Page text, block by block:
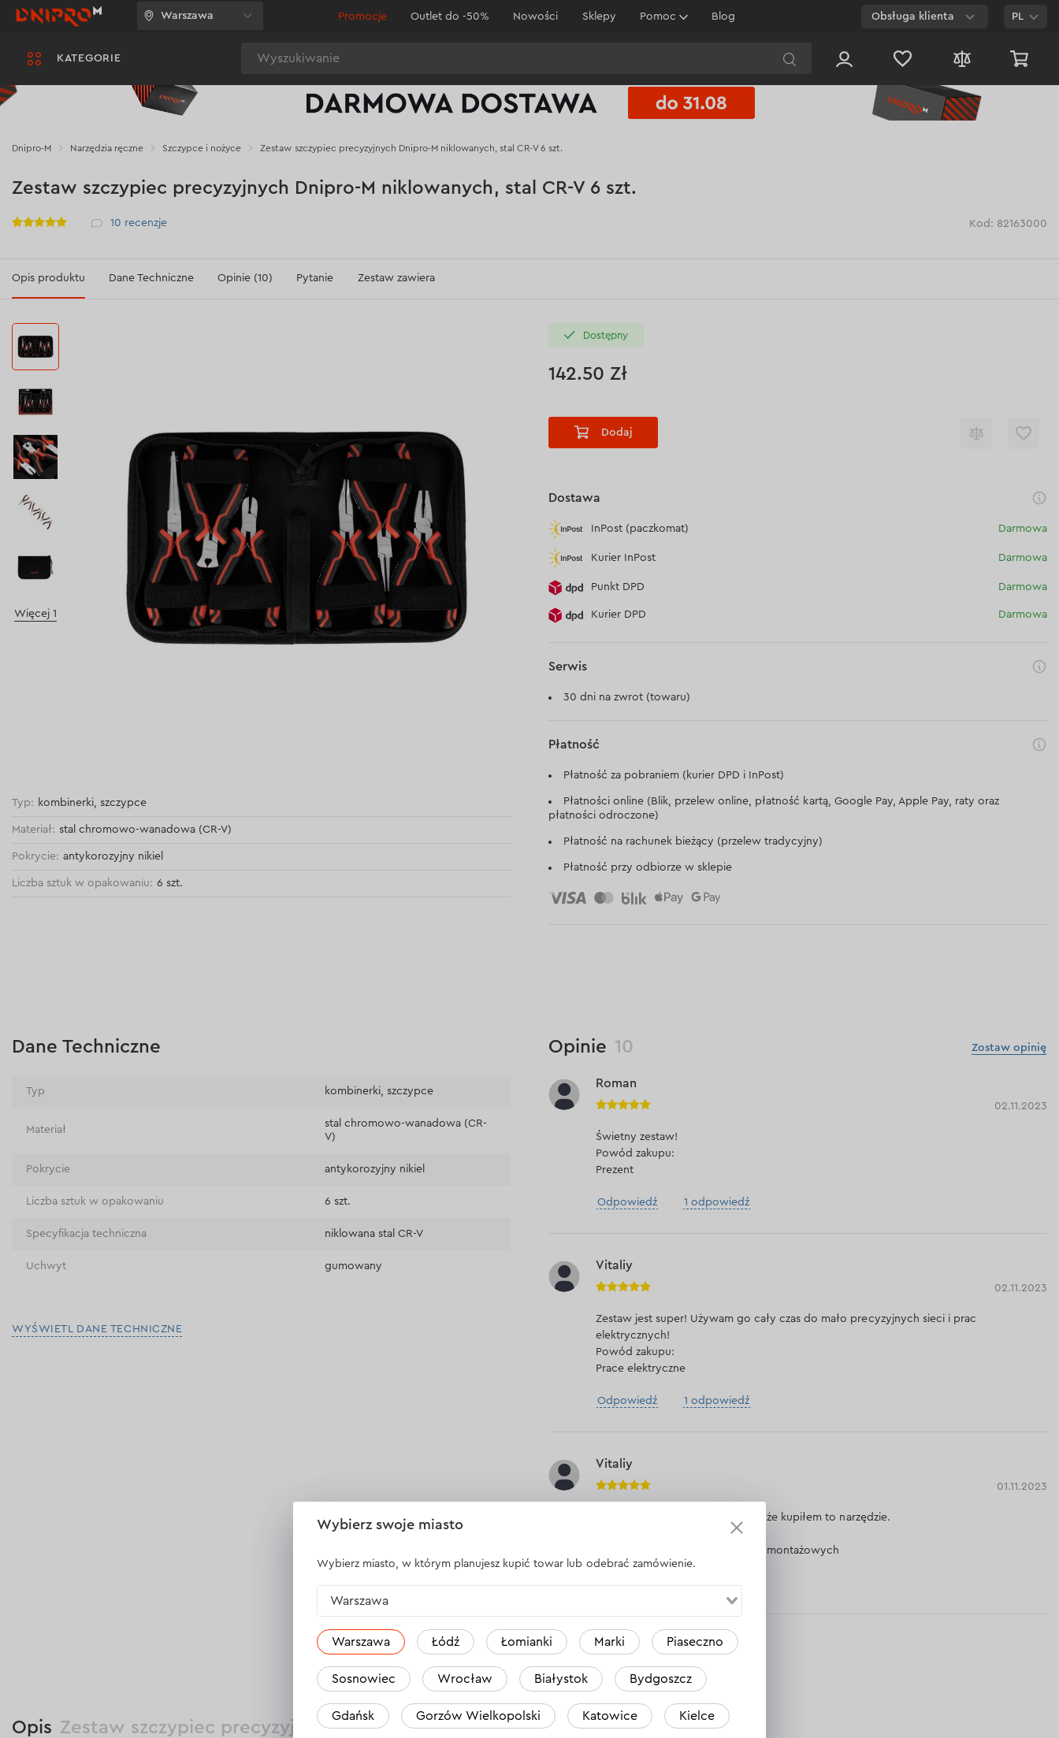
KATEGORIE
Warszawa Promocje Outlet do -50% Nowości Sklepy Pomoc Blog Obsługa klienta
Czat na
stronie
PL
Dnipro-M Narzędzia ręczne Szczypce i nożyce Zestaw szczypiec precyzyjnych Dnipro-M niklowanych, stal CR-V 6 szt.
Zestaw szczypiec precyzyjnych Dnipro-M niklowanych, stal CR-V 6 szt.
Рейтинг 10 recenzje Kod: 82163000
Opis produktu Dane Techniczne Opinie (10) Pytanie Zestaw zawiera
Więcej 1
Typ: kombinerki, szczypce
Materiał: stal chromowo-wanadowa (CR-V)
Pokrycie: antykorozyjny nikiel
Liczba sztuk w opakowaniu: 6 szt.
Dostępny
142.50 Zł
Dodaj
Dostawa
InPost (paczkomat) Darmowa
Kurier InPost Darmowa
Punkt DPD Darmowa
Kurier DPD Darmowa
Serwis
30 dni na zwrot (towaru)
Płatność
Płatność za pobraniem (kurier DPD i InPost)
Płatności online (Blik, przelew online, płatność kartą, Google Pay, Apple Pay, raty oraz
płatności odroczone)
Płatność na rachunek bieżący (przelew tradycyjny)
Płatność przy odbiorze w sklepie
Dane Techniczne
Typ kombinerki, szczypce
Materiał
stal chromowo-wanadowa (CR-
V)
Pokrycie antykorozyjny nikiel
Liczba sztuk w opakowaniu 6 szt.
Specyfikacja techniczna niklowana stal CR-V
Uchwyt gumowany
WYŚWIETL DANE TECHNICZNE
Zostaw opinię
Opinie 10
Roman
02.11.2023
Świetny zestaw!
Powód zakupu:
Prezent
Odpowiedź 1 odpowiedź
Vitaliy
02.11.2023
Zestaw jest super! Używam go cały czas do mało precyzyjnych sieci i prac
elektrycznych!
Powód zakupu:
Prace elektryczne
Odpowiedź 1 odpowiedź
Vitaliy
01.11.2023
Dobrej jakości zestaw! Cieszę się, że kupiłem to narzędzie.
Do wykonywania drobnych prac montażowych
Opis Zestaw szczypiec precyzyjnych Dnipro-M niklowanych, stal CR-V 6 szt.
Wybierz swoje miasto
Wybierz miasto, w którym planujesz kupić towar lub odebrać zamówienie.
Warszawa
Warszawa Łódź Łomianki Marki Piaseczno
Sosnowiec Wrocław Białystok Bydgoszcz
Gdańsk Gorzów Wielkopolski Katowice Kielce